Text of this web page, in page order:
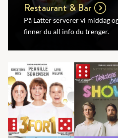
Restaurant & Bar
På Latter serverer vi middag
finner du all info du trenger.